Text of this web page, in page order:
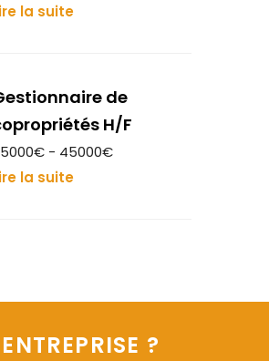
la suite
de
H/F
- 45000€
la suite
?